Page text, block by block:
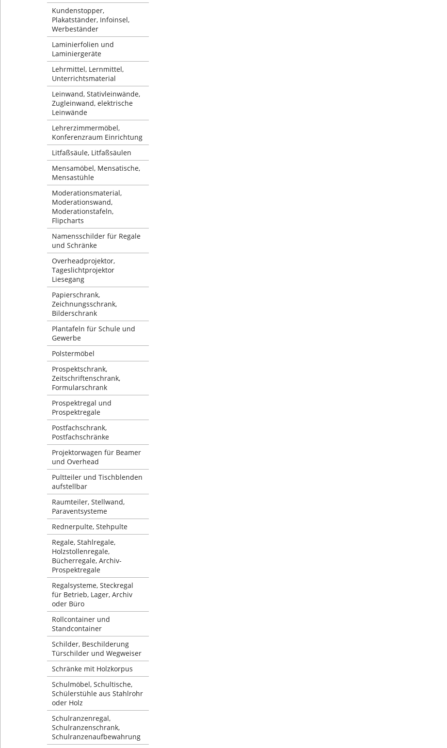
Kundenstopper,
Plakatständer, Infoinsel,
Werbeständer
Laminierfolien und
Laminiergeräte
Lehrmittel, Lernmittel,
Unterrichtsmaterial
Leinwand, Stativleinwände,
Zugleinwand, elektrische
Leinwände
Lehrerzimmermöbel,
Konferenzraum Einrichtung
Litfaßsäule, Litfaßsäulen
Mensamöbel, Mensatische,
Mensastühle
Moderationsmaterial,
Moderationswand,
Moderationstafeln,
Flipcharts
Namensschilder für Regale
und Schränke
Overheadprojektor,
Tageslichtprojektor
Liesegang
Papierschrank,
Zeichnungsschrank,
Bilderschrank
Plantafeln für Schule und
Gewerbe
Polstermöbel
Prospektschrank,
Zeitschriftenschrank,
Formularschrank
Prospektregal und
Prospektregale
Postfachschrank,
Postfachschränke
Projektorwagen für Beamer
und Overhead
Pultteiler und Tischblenden
aufstellbar
Raumteiler, Stellwand,
Paraventsysteme
Rednerpulte, Stehpulte
Regale, Stahlregale,
Holzstollenregale,
Bücherregale, Archiv-
Prospektregale
Regalsysteme, Steckregal
für Betrieb, Lager, Archiv
oder Büro
Rollcontainer und
Standcontainer
Schilder, Beschilderung
Türschilder und Wegweiser
Schränke mit Holzkorpus
Schulmöbel, Schultische,
Schülerstühle aus Stahlrohr
oder Holz
Schulranzenregal,
Schulranzenschrank,
Schulranzenaufbewahrung